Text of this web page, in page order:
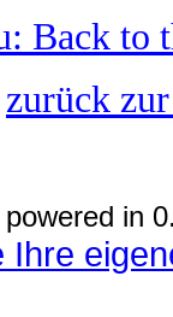
Back to
zurück
powered in
Ihre